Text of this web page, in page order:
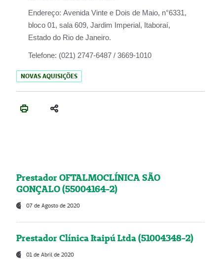
Endereço: Avenida Vinte e Dois de Maio, n°6331,
bloco 01, sala 609, Jardim Imperial, Itaboraí,
Estado do Rio de Janeiro.
Telefone: (021) 2747-6487 / 3669-1010
NOVAS AQUISIÇÕES
Prestador OFTALMOCLÍNICA SÃO
GONÇALO (55004164-2)
07 de Agosto de 2020
Prestador Clínica Itaipú Ltda (51004348-2)
01 de Abril de 2020